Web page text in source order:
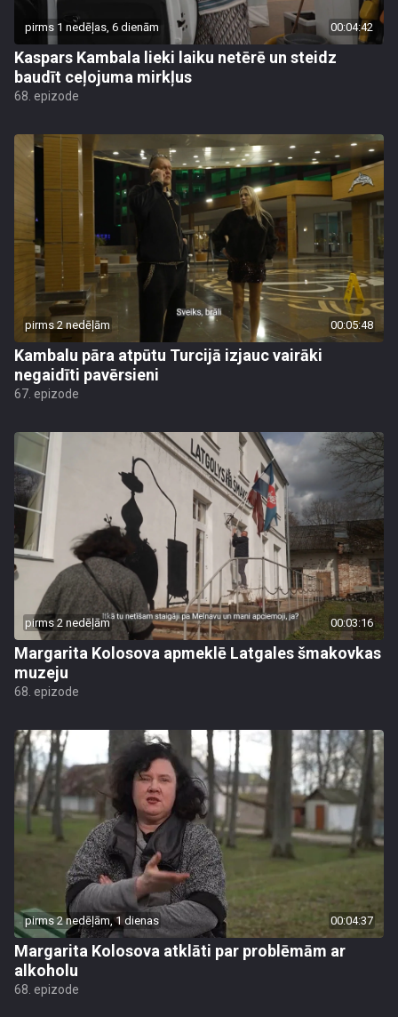
pirms 1 nedēļas, 6 dienām 00:04:42
Kaspars Kambala lieki laiku netērē un steidz
baudīt ceļojuma mirkļus
68. epizode
pirms 2 nedēļām 00:05:48
Kambalu pāra atpūtu Turcijā izjauc vairāki
negaidīti pavērsieni
67. epizode
pirms 2 nedēļām 00:03:16
Margarita Kolosova apmeklē Latgales šmakovkas
muzeju
68. epizode
pirms 2 nedēļām, 1 dienas 00:04:37
Margarita Kolosova atklāti par problēmām ar
alkoholu
68. epizode